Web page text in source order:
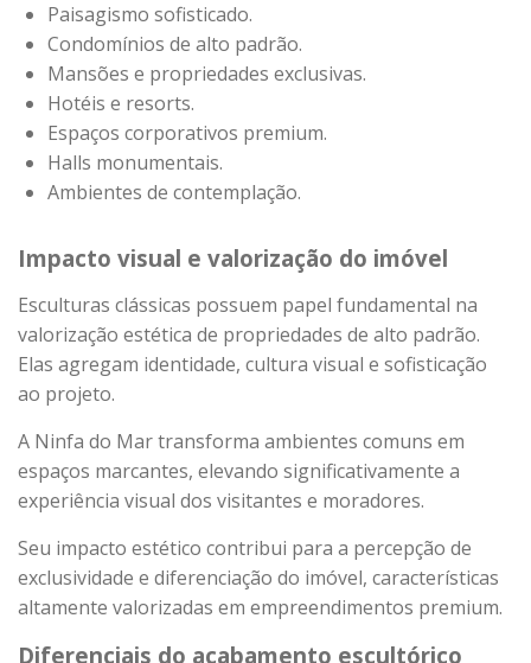
Paisagismo sofisticado.
Condomínios de alto padrão.
Mansões e propriedades exclusivas.
Hotéis e resorts.
Espaços corporativos premium.
Halls monumentais.
Ambientes de contemplação.
Impacto visual e valorização do imóvel
Esculturas clássicas possuem papel fundamental na
valorização estética de propriedades de alto padrão.
Elas agregam identidade, cultura visual e sofisticação
ao projeto.
A Ninfa do Mar transforma ambientes comuns em
espaços marcantes, elevando significativamente a
experiência visual dos visitantes e moradores.
Seu impacto estético contribui para a percepção de
exclusividade e diferenciação do imóvel, características
altamente valorizadas em empreendimentos premium.
Diferenciais do acabamento escultórico